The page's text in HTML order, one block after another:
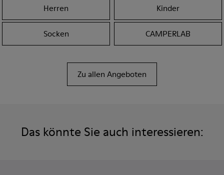
Herren Kinder
Socken CAMPERLAB
Zu allen Angeboten
Das könnte Sie auch interessieren: